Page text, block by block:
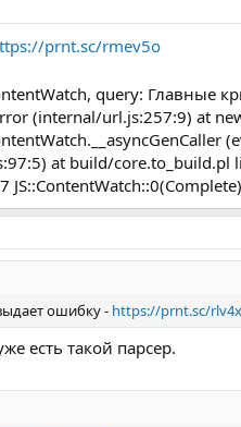
prnt.sc/rmev5o
query: Главные
(internal/url.js:257:9) at
at build/core.to_build.pl
ошибку - https://prnt.sc/
есть такой парсер.